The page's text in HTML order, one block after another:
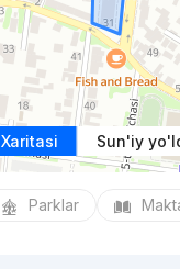
Xaritasi Sun'iy
Parklar